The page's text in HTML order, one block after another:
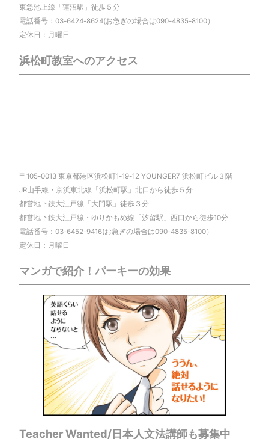
東急池上線「蓮沼駅」徒歩５分
電話番号：03-6424-8624(お急ぎの場合は090-4835-8100）
定休日：月曜日
浜松町教室へのアクセス
〒105-0013 東京都港区浜松町1-19-12 YOUNGER7 浜松町ビル３階
JR山手線・京浜東北線「浜松町駅」北口から徒歩５分
都営地下鉄大江戸線「大門駅」徒歩３分
都営地下鉄大江戸線・ゆりかもめ線「汐留駅」西口から徒歩10分
電話番号：03-6452-9416(お急ぎの場合は090-4835-8100）
定休日：月曜日
マンガで紹介！パーキーの効果
Teacher Wanted/日本人文法講師も募集中